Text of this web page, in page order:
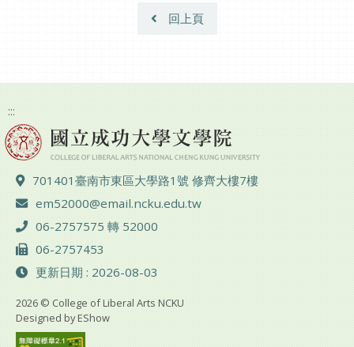
回上頁
:::
地址 ：
701401臺南市東區大學路1號 修齊大樓7樓
電子郵件 ：
em52000@email.ncku.edu.tw
電話 ：
06-2757575 轉 52000
傳真 ：
06-2757453
更新日期 : 2026-08-03
2026 © College of Liberal Arts NCKU
Designed byEShow